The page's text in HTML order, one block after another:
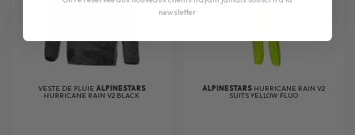
VESTE DE PLUIE ALPINESTARS
HURRICANE RAIN V2 BLACK
ALPINESTARS HURRICANE RAIN V2
SUITS YELLOW FLUO
newsletter